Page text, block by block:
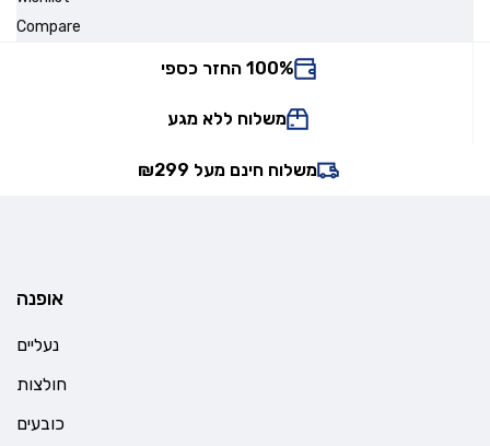
Compare
100% החזר כספי
משלוח ללא מגע
משלוח חינם מעל ₪299
אופנה
נעליים
חולצות
כובעים